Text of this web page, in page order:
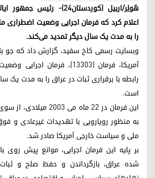
هَولِر/اربیل (کوردستان٢٤)-
اعلام کرد که فرمان اجرایی وضعیت اضطراری
را به مدت یک سال دیگر تمدید می‌کند.
وبسایت رسمی کاخ سفید، گزارش داد که جو
آمریکا، فرمان (۱۳۳۰۳)، فرمان
رابطه با برقراری ثبات در عراق را به مدت یک
است.
این فرمان در ٢٢ ماه می
به منظور رویارویی با تهدیدات غیرعادی و
ملی و سیاست خارجی آمریکا صادر شد.
بر پایه این فرمان اجرایی، موانع پیش روی
شده عراق، بازگرداندن و حفظ صلح و